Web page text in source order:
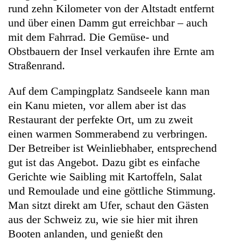
rund zehn Kilometer von der Altstadt entfernt
und über einen Damm gut erreichbar – auch
mit dem Fahrrad. Die Gemüse- und
Obstbauern der Insel verkaufen ihre Ernte am
Straßenrand.
Auf dem Campingplatz Sandseele kann man
ein Kanu mieten, vor allem aber ist das
Restaurant der perfekte Ort, um zu zweit
einen warmen Sommerabend zu verbringen.
Der Betreiber ist Weinliebhaber, entsprechend
gut ist das Angebot. Dazu gibt es einfache
Gerichte wie Saibling mit Kartoffeln, Salat
und Remoulade und eine göttliche Stimmung.
Man sitzt direkt am Ufer, schaut den Gästen
aus der Schweiz zu, wie sie hier mit ihren
Booten anlanden, und genießt den